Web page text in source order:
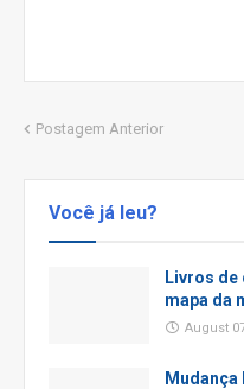
Postagem Anterior
Você já leu?
Livros
mapa da
August